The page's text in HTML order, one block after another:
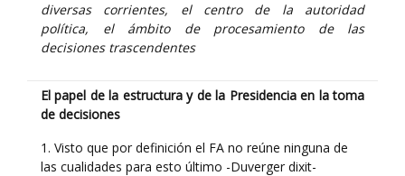
diversas corrientes, el centro de la autoridad
política, el ámbito de procesamiento de las
decisiones trascendentes
El papel de la estructura y de la Presidencia en la toma
de decisiones
1. Visto que por definición el FA no reúne ninguna de
las cualidades para esto último -Duverger dixit-